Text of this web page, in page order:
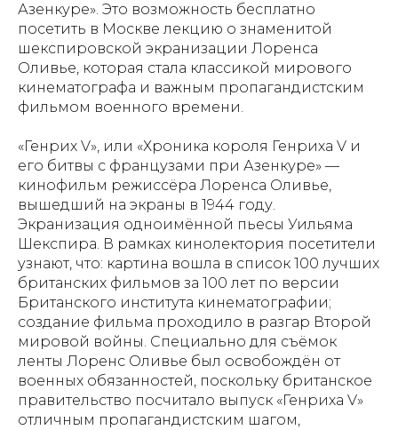
Азенкуре». Это возможность бесплатно
посетить в Москве лекцию о знаменитой
шекспировской экранизации Лоренса
Оливье, которая стала классикой мирового
кинематографа и важным пропагандистским
фильмом военного времени.
«Генрих V», или «Хроника короля Генриха V и
его битвы с французами при Азенкуре» —
кинофильм режиссёра Лоренса Оливье,
вышедший на экраны в 1944 году.
Экранизация одноимённой пьесы Уильяма
Шекспира. В рамках кинолектория посетители
узнают, что: картина вошла в список 100 лучших
британских фильмов за 100 лет по версии
Британского института кинематографии;
создание фильма проходило в разгар Второй
мировой войны. Специально для съёмок
ленты Лоренс Оливье был освобождён от
военных обязанностей, поскольку британское
правительство посчитало выпуск «Генриха V»
отличным пропагандистским шагом,